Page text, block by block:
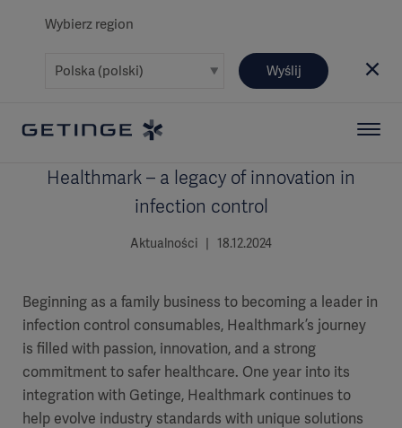
Wybierz region
Wyślij
Healthmark – a legacy of innovation in
infection control
Aktualności | 18.12.2024
Beginning as a family business to becoming a leader in
infection control consumables, Healthmark’s journey
is filled with passion, innovation, and a strong
commitment to safer healthcare. One year into its
integration with Getinge, Healthmark continues to
help evolve industry standards with unique solutions